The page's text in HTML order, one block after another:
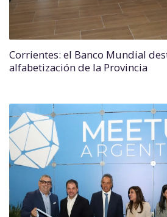
Corrientes: el Banco Mundial
alfabetización de la Provincia